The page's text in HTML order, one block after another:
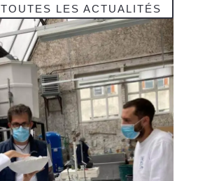
TOUTES LES ACTUALITÉS